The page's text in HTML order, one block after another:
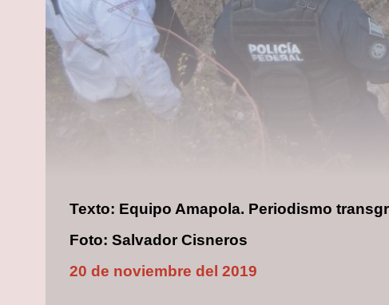
Texto: Equipo Amapola. Periodismo
Foto: Salvador Cisneros
20 de noviembre del 2019